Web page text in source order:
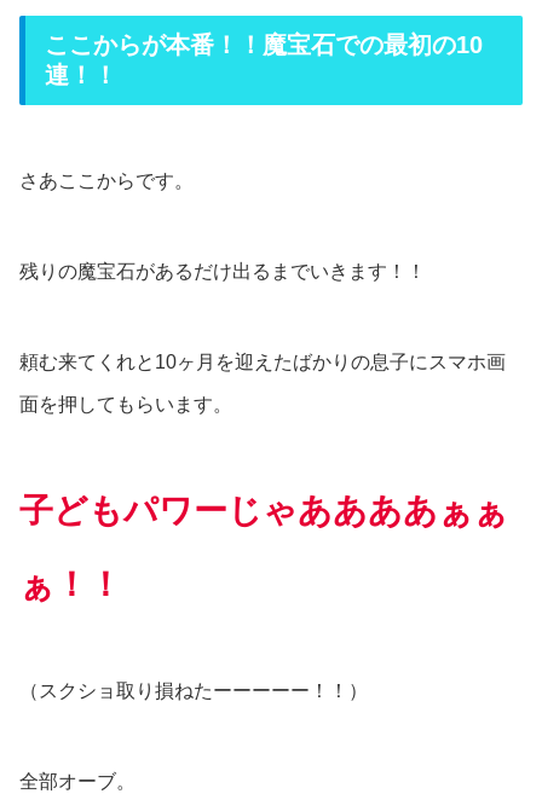
ここからが本番！！魔宝石での最初の10
連！！
さあここからです。
残りの魔宝石があるだけ出るまでいきます！！
頼む来てくれと10ヶ月を迎えたばかりの息子にスマホ画
面を押してもらいます。
子どもパワーじゃああああぁぁ
ぁ！！
（スクショ取り損ねたーーーーー！！）
全部オーブ。